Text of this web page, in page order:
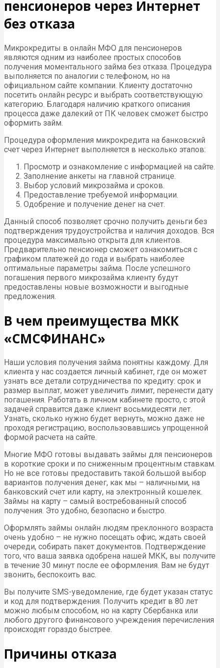
пенсионеров через Интернет
без отказа
Микрокредиты в онлайн МФО для пенсионеров
являются одним из наиболее простых способов
получения моментального займа без отказа. Процедура
выполняется по аналогии с телефоном, но на
официальном сайте компании. Клиенту достаточно
посетить онлайн ресурс и выбрать соответствующую
категорию. Благодаря наличию краткого описания
процесса даже далекий от ПК человек сможет быстро
оформить займ.
Процедура оформления микрокредита на банковский
счет через Интернет выполняется в несколько этапов:
Просмотр и ознакомление с информацией на сайте.
Заполнение анкеты на главной странице.
Выбор условий микрозайма и сроков.
Предоставление требуемой информации.
Одобрение и получение денег на счет.
Данный способ позволяет срочно получить деньги без
подтверждения трудоустройства и наличия доходов. Вся
процедура максимально открыта для клиентов.
Предварительно пенсионер сможет ознакомиться с
графиком платежей до года и выбрать наиболее
оптимальные параметры займа. После успешного
погашения первого микрозайма клиенту будут
предоставлены новые возможности и выгодные
предложения.
В чем преимущества МКК
«СМСФИНАНС»
Наши условия получения займа понятны каждому. Для
клиента у нас создается личный кабинет, где он может
узнать все детали сотрудничества по кредиту: срок и
размер выплат, может увеличить лимит, перенести дату
погашения. Работать в личном кабинете просто, с этой
задачей справится даже клиент восьмидесяти лет.
Узнать, сколько нужно будет вернуть, можно даже не
проходя регистрацию, воспользовавшись упрощенной
формой расчета на сайте.
Многие МФО готовы выдавать займы для пенсионеров
в короткие сроки и по сниженным процентным ставкам.
Но не все готовы предоставить такой большой выбор
вариантов получения денег, как мы – наличными, на
банковский счет или карту, на электронный кошелек.
Займы на карту – самый востребованный способ
получения. Это удобно, безопасно и быстро.
Оформлять займы онлайн людям преклонного возраста
очень удобно – не нужно посещать офис, ждать своей
очереди, собирать пакет документов. Подтверждение
того, что ваша заявка одобрена нашей МКК, вы получите
в течение 30 минут после ее оформления. Вам не будут
звонить, беспокоить вас.
Вы получите SMS-уведомление, где будет указан статус
и код для подтверждения. Получить кредит в 80 лет
можно любым способом, но на карту Сбербанка или
любого другого финансового учреждения перечисления
происходят гораздо быстрее.
Причины отказа